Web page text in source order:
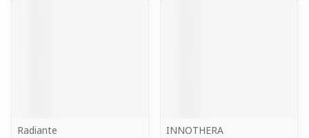
Radiante
INNOTHERA